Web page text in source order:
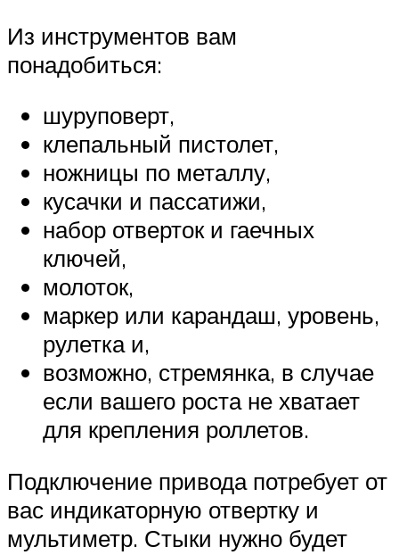
Из инструментов вам
понадобиться:
шуруповерт,
клепальный пистолет,
ножницы по металлу,
кусачки и пассатижи,
набор отверток и гаечных
ключей,
молоток,
маркер или карандаш, уровень,
рулетка и,
возможно, стремянка, в случае
если вашего роста не хватает
для крепления роллетов.
Подключение привода потребует от
вас индикаторную отвертку и
мультиметр. Стыки нужно будет